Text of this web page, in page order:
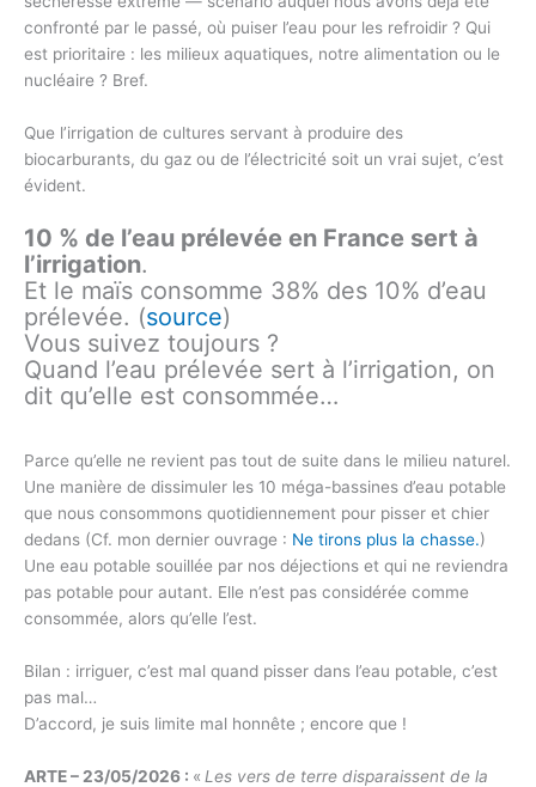
confronté par le passé, où puiser l’eau pour les refroidir ? Qui
est prioritaire : les milieux aquatiques, notre alimentation ou le
nucléaire ? Bref.
Que l’irrigation de cultures servant à produire des
biocarburants, du gaz ou de l’électricité soit un vrai sujet, c’est
évident.
10 % de l’eau prélevée en France sert à
l’irrigation.
Et le maïs consomme 38% des 10% d’eau
prélevée. (source)
Vous suivez toujours ?
Quand l’eau prélevée sert à l’irrigation, on
dit qu’elle est consommée…
Parce qu’elle ne revient pas tout de suite dans le milieu naturel.
Une manière de dissimuler les 10 méga-bassines d’eau potable
que nous consommons quotidiennement pour pisser et chier
dedans (Cf. mon dernier ouvrage : Ne tirons plus la chasse.)
Une eau potable souillée par nos déjections et qui ne reviendra
pas potable pour autant. Elle n’est pas considérée comme
consommée, alors qu’elle l’est.
Bilan : irriguer, c’est mal quand pisser dans l’eau potable, c’est
pas mal…
D’accord, je suis limite mal honnête ; encore que !
ARTE – 23/05/2026 : « Les vers de terre disparaissent de la